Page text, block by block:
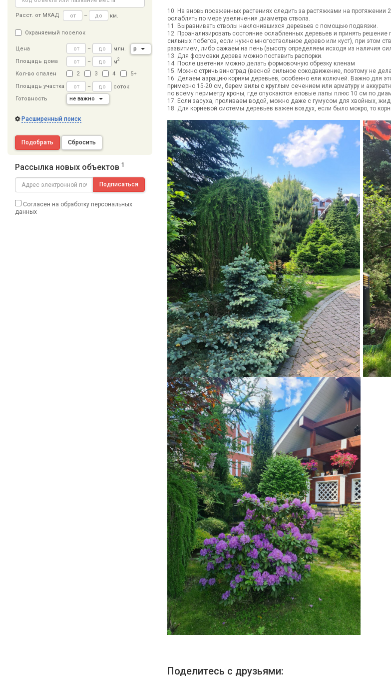
Расст. от МКАД – км.
Охраняемый поселок
Цена – млн.
р
Площадь дома
– м2
Кол-во спален 2 3 4
5+
Площадь участка
–
соток
Готовность
не важно
Расширенный поиск
Подобрать Сбросить
Рассылка новых объектов 1
Подписаться
Согласен на обработку персональных
данных
10. На вновь посаженных растениях следить за растяжками на протяжении
ослаблять по мере увеличения диаметра ствола.
11. Выравнивать стволы наклонившихся деревьев с помощью подвязки.
12. Проанализировать состояние ослабленных деревьев и принять
сильных побегов, если нужно многоствольное дерево или куст), при этом
развитием, либо сажаем на пень (высоту определяем исходя из наличия
13. Для формовки дерева можно поставить распорки.
14. После цветения можно делать формовочную обрезку кленам
15. Можно стричь виноград (весной сильное сокодвижение, поэтому не
16. Делаем аэрацию корням деревьев, особенно ели колючей. Важно для
примерно 15-20 см, берем вилы с круглым сечением или арматуру и
по всему периметру кроны, где опускаются еловые лапы плюс 10 см по
17. Если засуха, проливаем водой, можно даже с гумусом для хвойных,
18. Для корневой системы деревьев важен воздух, если было мокро, то
Поделитесь с друзьями: